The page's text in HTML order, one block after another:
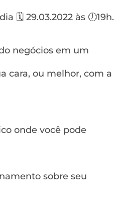
🗓️ 29.03.2022 às 🕖19h.
negócios em um
cara, ou melhor, com a
onde você pode
sobre seu